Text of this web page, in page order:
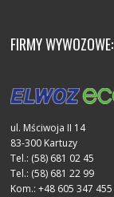
FIRMY WYWOZOWE:
ul. Mściwoja II 14
83-300 Kartuzy
Tel.: (58) 681 02 45
Tel.: (58) 681 22 99
Kom.: +48 605 347 455